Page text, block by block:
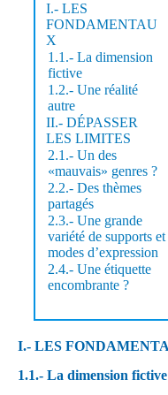
I.- LES
FONDAMENTAU
X
1.1.- La dimension
fictive
1.2.- Une réalité
autre
II.- DÉPASSER
LES LIMITES
2.1.- Un des
«mauvais» genres ?
2.2.- Des thèmes
partagés
2.3.- Une grande
variété de supports et
modes d’expression
2.4.- Une étiquette
encombrante ?
I.- LES
1.1.- La dimension fictive